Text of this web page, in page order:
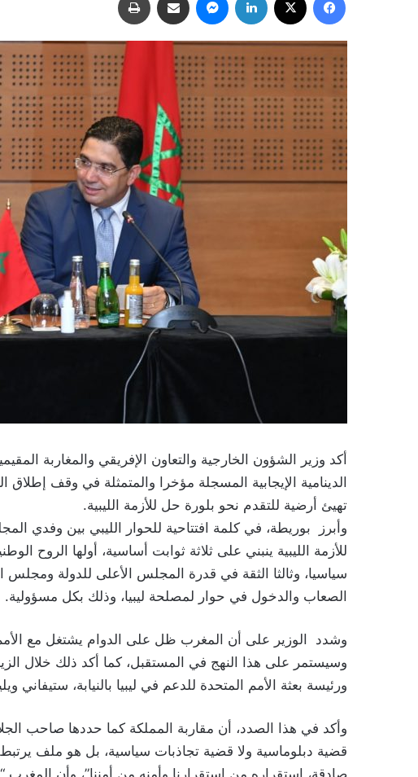
أكد وزير الشؤون الخارجية والتعاون الإفريقي والمغاربة
الدينامية الإيجابية المسجلة مؤخرا والمتمثلة في وقف إطلاق
تهيئ أرضية للتقدم نحو بلورة حل للأزمة الليبية.
وأبرز بوريطة، في كلمة افتتاحية للحوار الليبي بين وفدي
للأزمة الليبية ينبني على ثلاثة ثوابت أساسية، أولها الروح
سياسيا، وثالثا الثقة في قدرة المجلس الأعلى للدولة
الصعاب والدخول في حوار لمصلحة ليبيا، وذلك بكل مسؤولية.
وشدد الوزير على أن المغرب ظل على الدوام يشتغل مع
وسيستمر على هذا النهج في المستقبل، كما أكد ذلك خلال
ورئيسة بعثة الأمم المتحدة للدعم في ليبيا بالنيابة، ستيفاني
وأكد في هذا الصدد، أن مقاربة المملكة كما حددها صاحب
قضية دبلوماسية ولا قضية تجاذبات سياسية، بل هو ملف
صادقة، استقراره من استقرارنا وأمنه من أمننا”، وأن المغرب